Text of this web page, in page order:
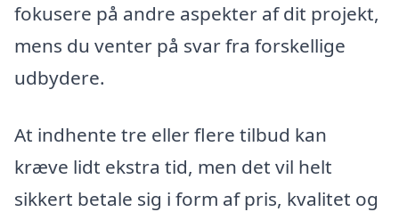
fokusere på andre aspekter af dit projekt,
mens du venter på svar fra forskellige
udbydere.
At indhente tre eller flere tilbud kan
kræve lidt ekstra tid, men det vil helt
sikkert betale sig i form af pris, kvalitet og